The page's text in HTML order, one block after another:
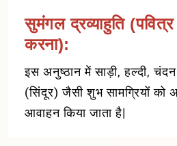
सुमंगल द्रव्याहुति (पवित्र
करना):
इस अनुष्ठान में साड़ी, हल्दी,
(सिंदूर) जैसी शुभ सामग्रियों को
आवाहन किया जाता है|